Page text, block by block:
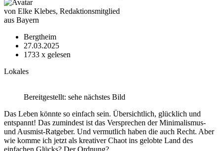
von Elke Klebes, Redaktionsmitglied
aus Bayern
Bergtheim
27.03.2025
1733 x gelesen
Lokales
Bereitgestellt: sehe nächstes Bild
Das Leben könnte so einfach sein. Übersichtlich, glücklich und
entspannt! Das zumindest ist das Versprechen der Minimalismus-
und Ausmist-Ratgeber. Und vermutlich haben die auch Recht. Aber
wie komme ich jetzt als kreativer Chaot ins gelobte Land des
einfachen Glücks? Der Ordnung?